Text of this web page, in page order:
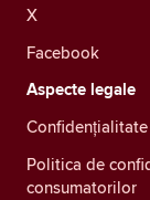
X
Facebook
Aspecte legale
Confidenţialitate
Politica de
consumatorilor